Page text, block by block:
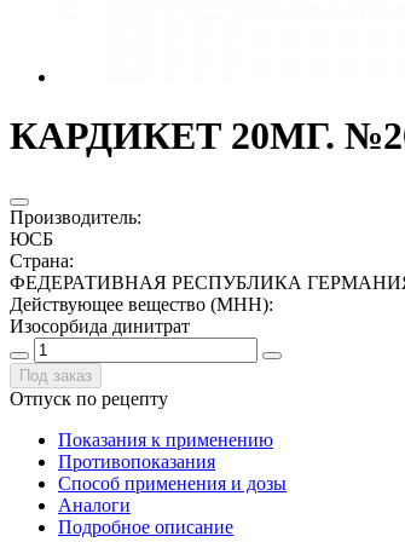
КАРДИКЕТ 20МГ.
Производитель:
ЮСБ
Страна:
ФЕДЕРАТИВНАЯ РЕСПУБЛИКА
Действующее вещество (МНН):
Изосорбида динитрат
Под заказ
Отпуск по рецепту
Показания к применению
Противопоказания
Способ применения и дозы
Аналоги
Подробное описание